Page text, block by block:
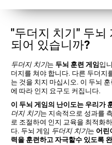
"두더지 치기" 두뇌
되어 있습니까?
두더지 치기는 두뇌 훈련 게임 입
더지를 쳐야 합니다. 다른 두더지
는 것을 치지 마십시오. 이 두뇌
에 따라 인지 요구도 커집니다.
이 두뇌 게임의 난이도는 우리가
더지 치기는 지속적으로 성과를
로 조절하여 인지 교육을 최적화
다. 두뇌 게임 두더지 치기는 어린
력을 훈련하고 자극할수 있도록